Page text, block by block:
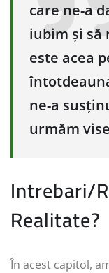
care ne-a
iubim și să
este acea
ne-a
urmăm
Intrebari/
Realitate?
În acest capitol,